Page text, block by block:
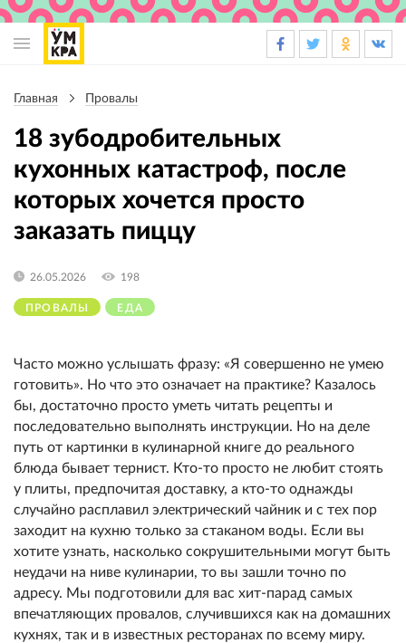
навигации
Главная Провалы
18 зубодробительных
кухонных катастроф, после
которых хочется просто
заказать пиццу
ПРОВАЛЫ ЕДА
26.05.2026 198
Часто можно услышать фразу: «Я совершенно не умею
готовить». Но что это означает на практике? Казалось
бы, достаточно просто уметь читать рецепты и
последовательно выполнять инструкции. Но на деле
путь от картинки в кулинарной книге до реального
блюда бывает тернист. Кто-то просто не любит стоять
у плиты, предпочитая доставку, а кто-то однажды
случайно расплавил электрический чайник и с тех пор
заходит на кухню только за стаканом воды. Если вы
хотите узнать, насколько сокрушительными могут быть
неудачи на ниве кулинарии, то вы зашли точно по
адресу. Мы подготовили для вас хит-парад самых
впечатляющих провалов, случившихся как на домашних
кухнях, так и в известных ресторанах по всему миру.